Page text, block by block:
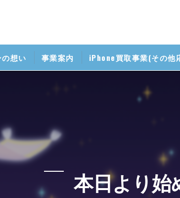
想い 事業案内
スマホ無料相談室
iPhone講座
iPhone買取事業(その他
本日より始